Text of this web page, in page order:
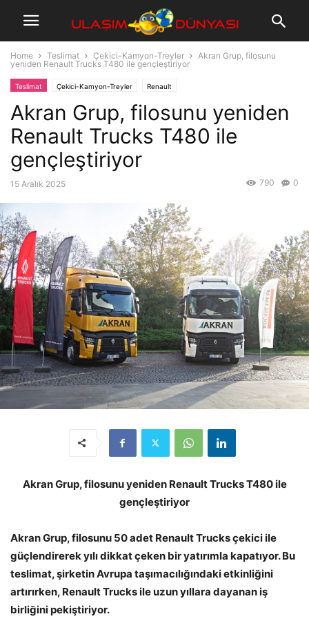
Home Teslimat Çekici-Kamyon-Treyler
Akran Grup, filosunu
yeniden Renault Trucks T480 ile gençleştiriyor
Teslimat Çekici-Kamyon-Treyler Renault
Akran Grup, filosunu yeniden
Renault Trucks T480 ile
gençleştiriyor
15 Aralık 2025 0
790
Akran Grup, filosunu yeniden Renault Trucks T480 ile
gençleştiriyor
Akran Grup, filosunu 50 adet Renault Trucks çekici ile
güçlendirerek yılı dikkat çeken bir yatırımla kapatıyor. Bu
teslimat, şirketin Avrupa taşımacılığındaki etkinliğini
artırırken, Renault Trucks ile uzun yıllara dayanan iş
birliğini pekiştiriyor.